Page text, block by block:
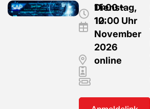
Dienstag,
10.
November
2026
11:00 –
12:00 Uhr
online